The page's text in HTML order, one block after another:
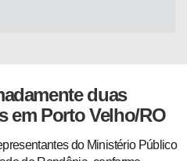
duas
em Porto Velho/RO
do Ministério Público